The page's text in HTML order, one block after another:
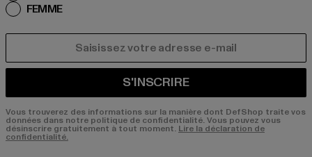
FEMME
S'INSCRIRE
Vous trouverez des informations sur la manière dont DefShop traite vos
données dans notre politique de confidentialité. Vous pouvez vous
désinscrire gratuitement à tout moment. Lire la déclaration de
confidentialité.